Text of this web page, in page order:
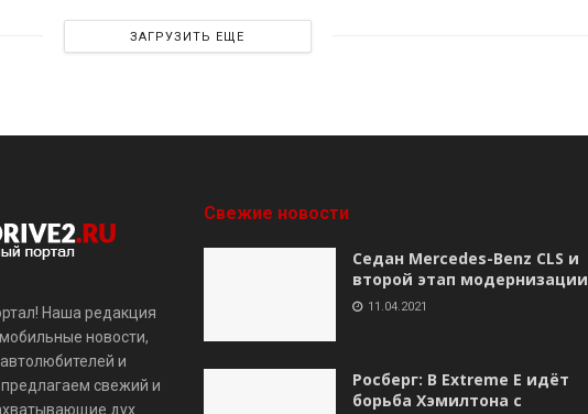
ЗАГРУЗИТЬ ЕЩЕ
Наша редакция
новости,
и
свежий и
дух
Свежие новости
Седан Mercedes-Benz CLS и
второй этап модернизации
11.04.2021
Росберг: В Extreme E идёт
борьба Хэмилтона с